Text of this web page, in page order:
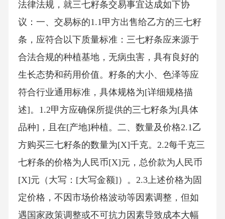
法律法规，就三七籽条交易事宜达成如下协
议：一、交易标的1.1甲方出售给乙方的三七籽
条，应符合以下质量标准：三七籽条应来源于
合法合规的种植基地，无病虫害，具有良好的
生长态势和药用价值。籽条的大小、色泽等应
符合行业通用标准，具体规格为[详细规格描
述]。1.2甲方应确保所提供的三七籽条为[具体
品种]，且在[产地]种植。二、数量及价格2.1乙
方购买三七籽条的数量为[X]千克。2.2每千克三
七籽条的价格为人民币[X]元，总价款为人民币
[X]元（大写：[大写金额]）。2.3上述价格为固
定价格，不因市场价格波动等因素调整，但如
遇国家政策调整或不可抗力因素导致成本大幅